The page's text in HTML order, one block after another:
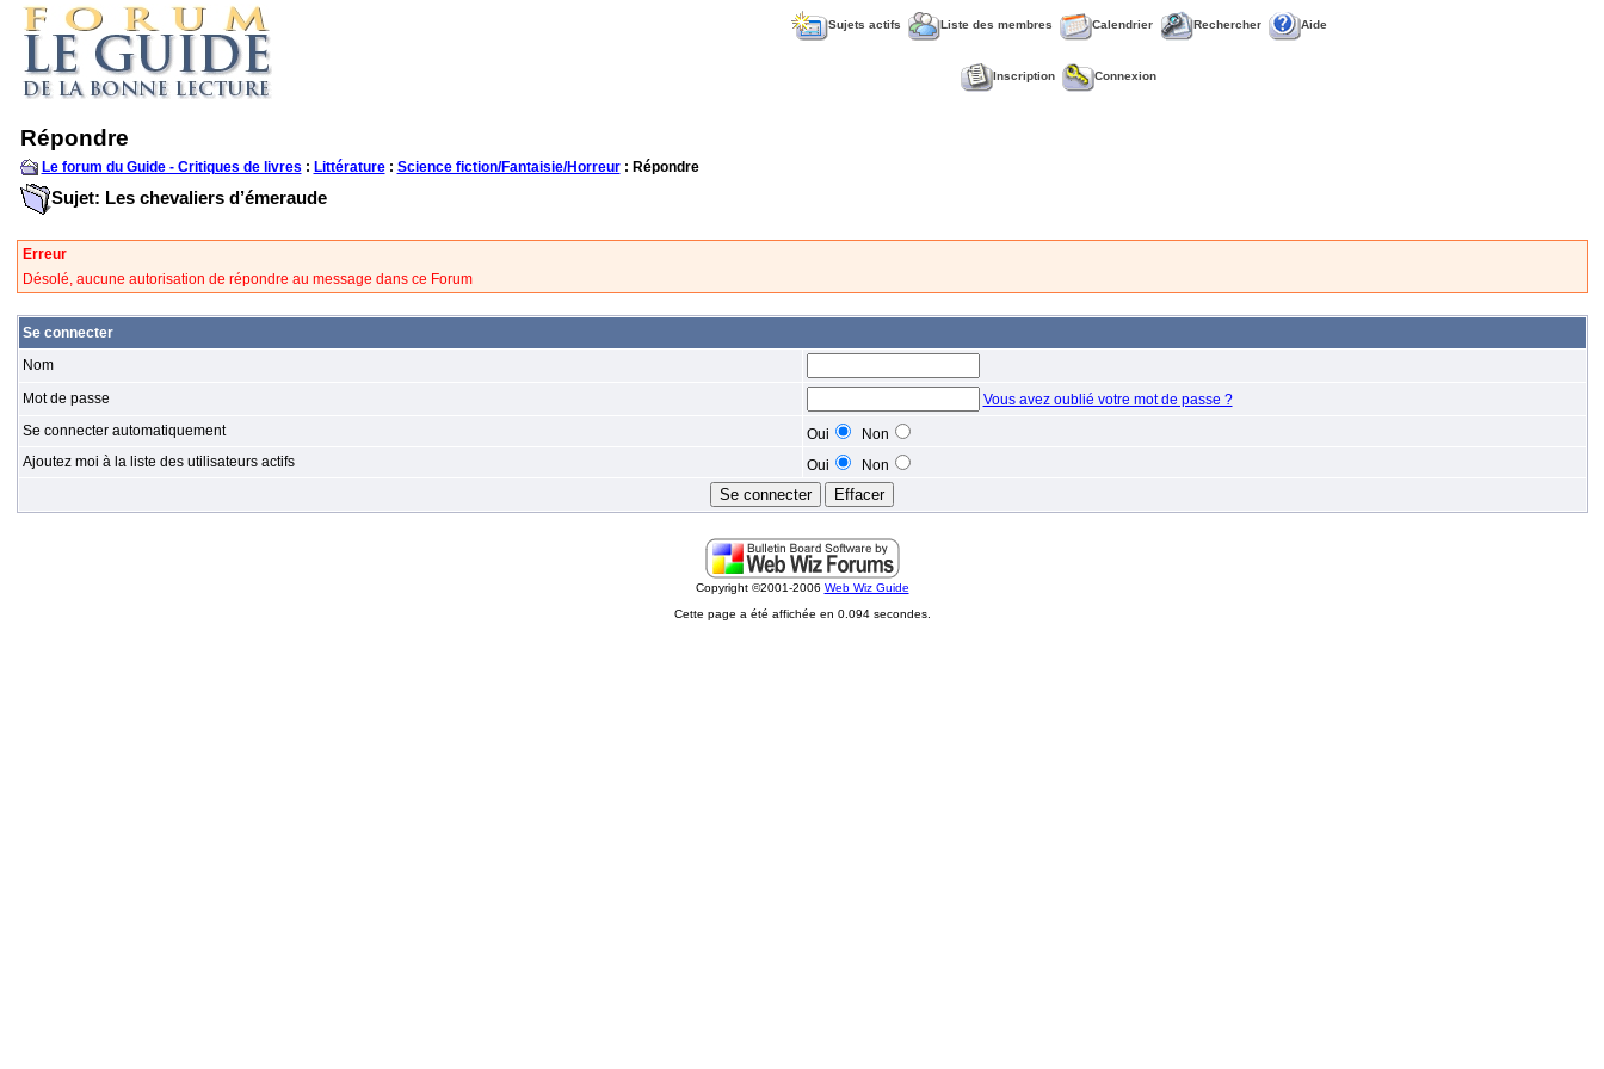
Sujets actifs Liste des membres Calendrier Rechercher Aide
Inscription Connexion
Répondre
Le forum du Guide - Critiques de livres : Littérature: Science fiction/Fantaisie/Horreur: Répondre
Sujet: Les chevaliers d’émeraude
Erreur
Désolé, aucune autorisation de répondre au message dans ce Forum
Se connecter
Nom
Mot de passe
Vous avez oublié votre mot de passe ?
Se connecter automatiquement
Oui
Non
Ajoutez moi à la liste des utilisateurs actifs
Oui Non
Copyright ©2001-2006 Web Wiz Guide
Cette page a été affichée en 0.094 secondes.